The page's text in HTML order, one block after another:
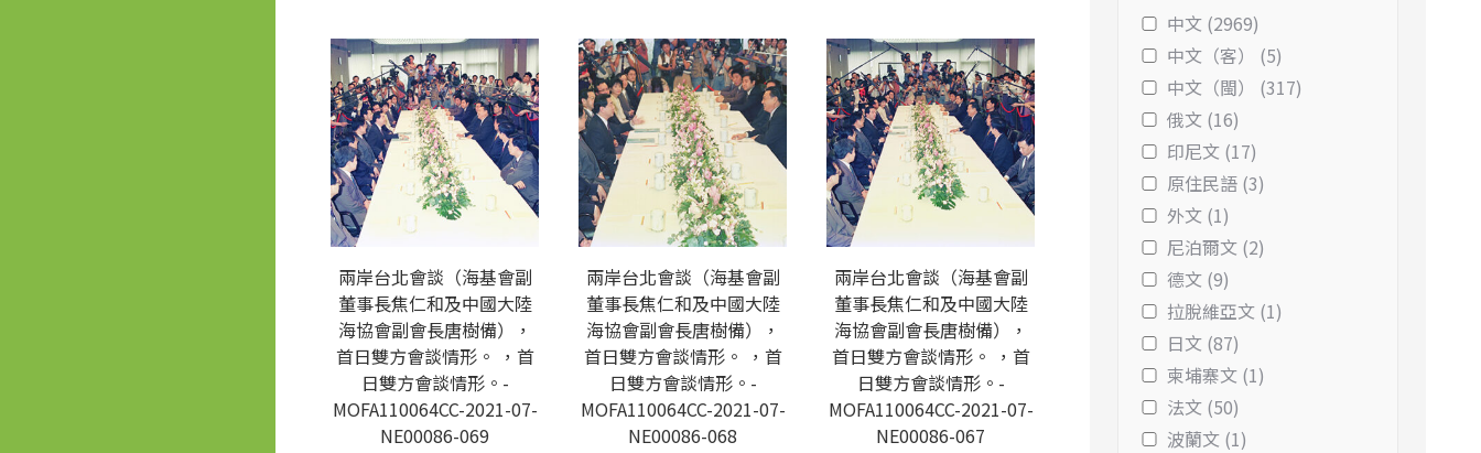
兩岸台北會談（海基會副
董事長焦仁和及中國大陸
海協會副會長唐樹備），
首日雙方會談情形。 ，首
日雙方會談情形。-
MOFA110064CC-2021-07-
NE00086-069
兩岸台北會談（海基會副
董事長焦仁和及中國大陸
海協會副會長唐樹備），
首日雙方會談情形。 ，首
日雙方會談情形。-
MOFA110064CC-2021-07-
NE00086-068
兩岸台北會談（海基會副
董事長焦仁和及中國大陸
海協會副會長唐樹備），
首日雙方會談情形。 ，首
日雙方會談情形。-
MOFA110064CC-2021-07-
NE00086-067
中文 (2969)
中文（客） (5)
中文（閩） (317)
俄文 (16)
印尼文 (17)
原住民語 (3)
外文 (1)
尼泊爾文 (2)
德文 (9)
拉脫維亞文 (1)
日文 (87)
柬埔寨文 (1)
法文 (50)
波蘭文 (1)